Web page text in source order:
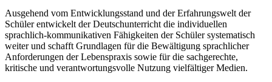
Ausgehend vom Entwicklungsstand und der Erfahrungswelt der
Schüler entwickelt der Deutschunterricht die individuellen
sprachlich-kommunikativen Fähigkeiten der Schüler systematisch
weiter und schafft Grundlagen für die Bewältigung sprachlicher
Anforderungen der Lebenspraxis sowie für die sachgerechte,
kritische und verantwortungsvolle Nutzung vielfältiger Medien.